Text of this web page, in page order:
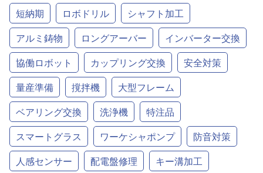
短納期 ロボドリル
シャフト加工
アルミ鋳物
ロングアーバー
インバーター交換
協働ロボット
カップリング交換
安全対策
量産準備
撹拌機
大型フレーム
ベアリング交換
洗浄機
特注品
スマートグラス
ワーケシャポンプ
防音対策
人感センサー
配電盤修理
キー溝加工